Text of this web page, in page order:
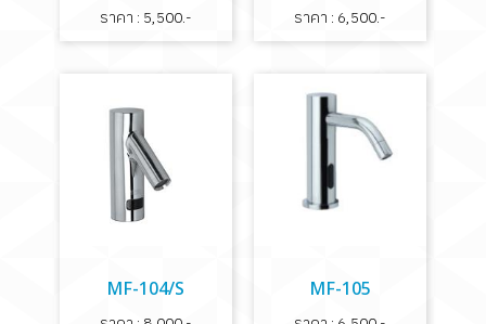
ราคา : 5,500.- ราคา : 6,500.-
MF-104/S MF-105